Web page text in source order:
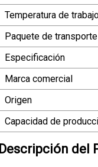
Temperatura de
Paquete de transporte
Especificación
Marca comercial
Origen
Capacidad de
Descripción del